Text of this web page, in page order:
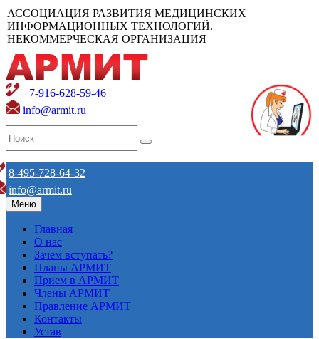
АССОЦИАЦИЯ РАЗВИТИЯ МЕДИЦИНСКИХ
ИНФОРМАЦИОННЫХ ТЕХНОЛОГИЙ.
НЕКОММЕРЧЕСКАЯ ОРГАНИЗАЦИЯ
+7-916-628-59-46
info@armit.ru
8-495-728-64-32
info@armit.ru
Меню
Главная
О нас
Зачем вступать?
Планы АРМИТ
Прием в АРМИТ
Члены АРМИТ
Правление АРМИТ
Контакты
Устав